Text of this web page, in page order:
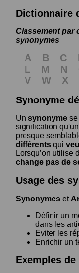
Dictionnaire
Classement par
synonymes
A B C
L
M N
V
W X
Synonyme
Un synonyme se
signification
presque
différents qui
Lorsqu’on utilise
change pas de
Usage des
Synonymes et
Définir un
dans les
Eviter les
Enrichir un
Exemples